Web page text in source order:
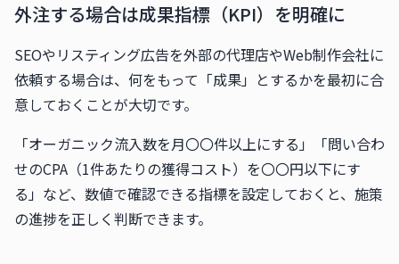
外注する場合は成果指標（KPI）を明確に
SEOやリスティング広告を外部の代理店やWeb制作会社に
依頼する場合は、何をもって「成果」とするかを最初に合
意しておくことが大切です。
「オーガニック流入数を月〇〇件以上にする」「問い合わ
せのCPA（1件あたりの獲得コスト）を〇〇円以下にす
る」など、数値で確認できる指標を設定しておくと、施策
の進捗を正しく判断できます。